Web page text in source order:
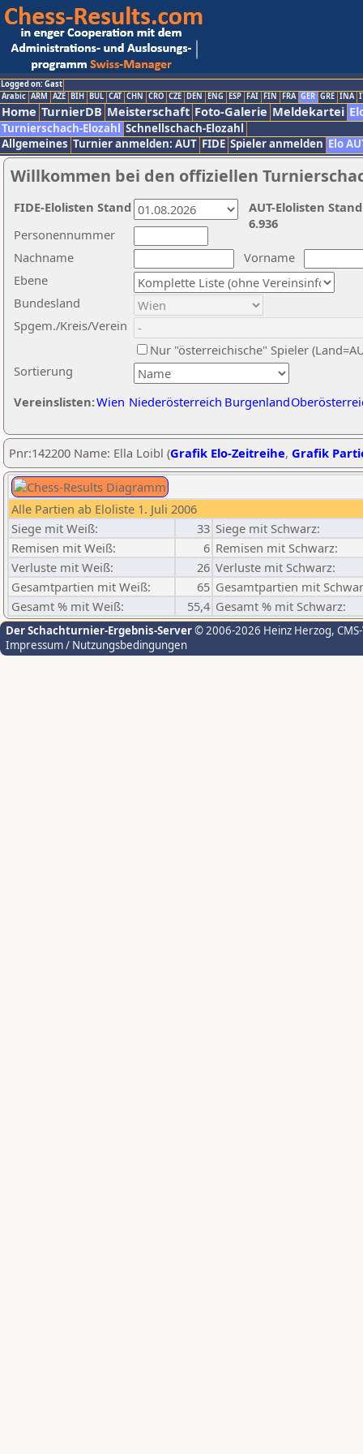
Logged on: Gast
Arabic ARM AZE BIH BUL CAT CHN CRO CZE DEN ENG ESP FAI FIN FRA GER GRE INA
Home TurnierDB Meisterschaft Foto-Galerie Meldekartei
Turnierschach-Elozahl Schnellschach-Elozahl
Allgemeines Turnier anmelden: AUT FIDE Spieler anmelden Elo
Willkommen bei den offiziellen
Nachname
Vorname
Ebene
Sortierung
Personennummer
Bundesland
Spgem./Kreis/Verein
Nur "österreichische" Spieler
Vereinslisten:Wien Niederösterreich Burgenland
AUT-Elolisten
6.936
FIDE-Elolisten Stand
Pnr:142200 Name: Ella Loibl (Grafik Elo-Zeitreihe, Grafik
Alle Partien ab Eloliste 1. Juli 2006
Siege mit Weiß:
33 Siege mit Schwarz:
Remisen mit Weiß:
6 Remisen mit Schwarz:
Verluste mit Weiß:
26 Verluste mit Schwarz:
Gesamtpartien mit Weiß:
65 Gesamtpartien mit
Gesamt % mit Weiß:
55,4 Gesamt % mit Schwarz:
Der Schachturnier-Ergebnis-Server© 2006-2026 Heinz Herzog,
Impressum / Nutzungsbedingungen